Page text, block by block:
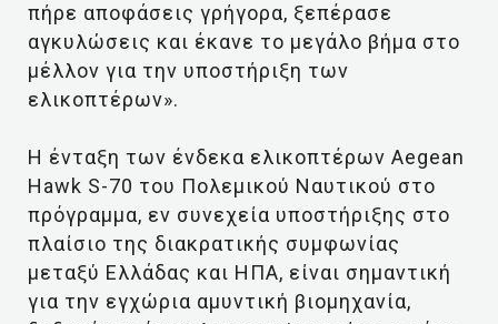
πήρε αποφάσεις γρήγορα, ξεπέρασε
αγκυλώσεις και έκανε το μεγάλο βήμα στο
μέλλον για την υποστήριξη των
ελικοπτέρων».
Η ένταξη των ένδεκα ελικοπτέρων Aegean
Hawk S-70 του Πολεμικού Ναυτικού στο
πρόγραμμα, εν συνεχεία υποστήριξης στο
πλαίσιο της διακρατικής συμφωνίας
μεταξύ Ελλάδας και ΗΠΑ, είναι σημαντική
για την εγχώρια αμυντική βιομηχανία,